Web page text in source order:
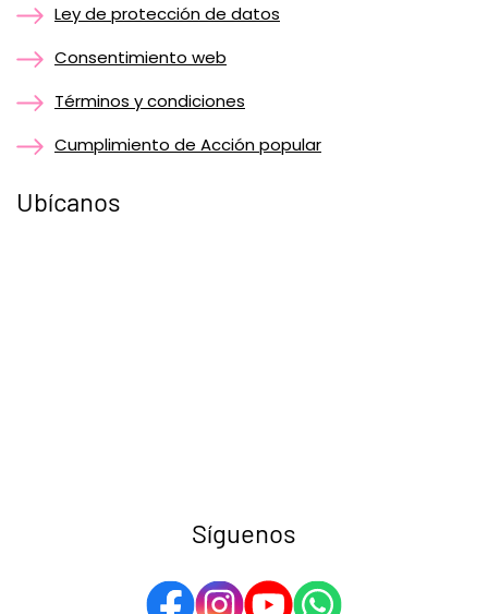
Ley de protección de datos
Consentimiento web
Términos y condiciones
Cumplimiento de Acción popular
Ubícanos
Síguenos